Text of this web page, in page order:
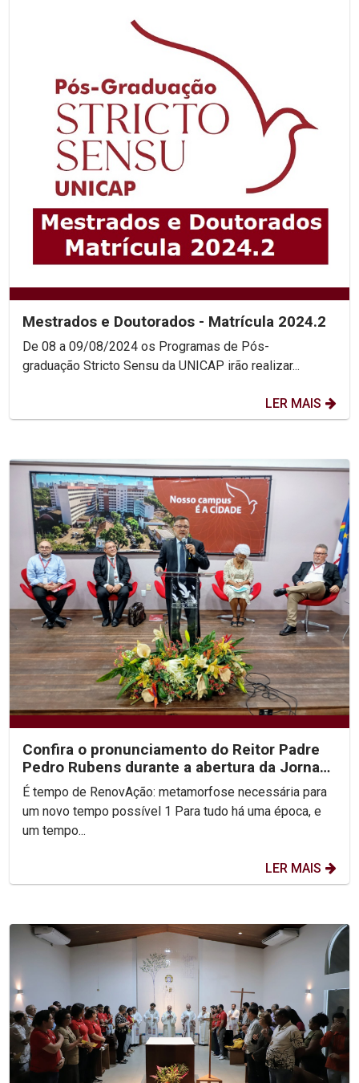
Mestrados e Doutorados - Matrícula 2024.2
De 08 a 09/08/2024 os Programas de Pós-
graduação Stricto Sensu da UNICAP irão realizar...
LER MAIS
Confira o pronunciamento do Reitor Padre
Pedro Rubens durante a abertura da Jornada
Unicap...
É tempo de RenovAção: metamorfose necessária para
um novo tempo possível 1 Para tudo há uma época, e
um tempo...
LER MAIS